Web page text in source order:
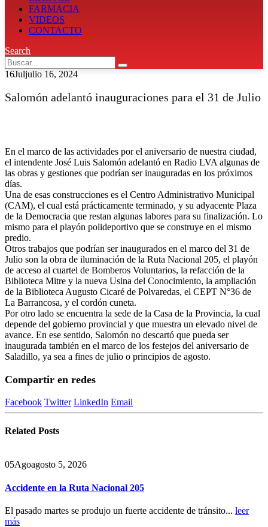
FARMACIA
VIDEOS
CONTACTO
Search
16Juljulio 16, 2024
Salomón adelantó inauguraciones para el 31 de Julio
En el marco de las actividades por el aniversario de nuestra ciudad,
el intendente José Luis Salomón adelantó en Radio LVA algunas de
las obras y gestiones que podrían ser inauguradas en los próximos
días.
Una de esas construcciones es el Centro Administrativo Municipal
(CAM), el cual está prácticamente terminado, y su adyacente Plaza
de la Democracia que restan algunas labores para su finalización. Lo
mismo para el playón polideportivo que se construye en el mismo
predio.
Otros trabajos que podrían ser inaugurados en el marco del 31 de
Julio son la obra de iluminación de la Ruta Nacional 205, el playón
de acceso al cuartel de Bomberos Voluntarios, la refacción de la
Biblioteca Mitre y la nueva Usina del Conocimiento, la ampliación
de la Biblioteca Augusto Cicaré de Polvaredas, el CEPT N°36 de
La Barrancosa, y el cordón cuneta.
Por otro lado se encuentra la sede de la Casa de la Provincia, la cual
depende del gobierno provincial y que muestra un elevado nivel de
avance. En ese sentido, Salomón no descartó que pueda ser
inaugurada también en el marco de los festejos del aniversario de
Saladillo, ya sea a fines de julio o principios de agosto.
Compartir en redes
Facebook Twitter LinkedIn Email
Related Posts
05Agoagosto 5, 2026
Accidente en la Ruta Nacional 205
El pasado martes se produjo un fuerte accidente de tránsito... leer
más